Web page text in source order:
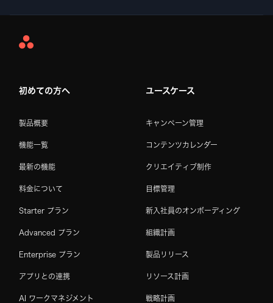
Asana
初めての方へ
製品概要
機能一覧
最新の機能
料金について
Starter プラン
Advanced プラン
Enterprise プラン
アプリとの連携
AI ワークマネジメント
ユースケース
キャンペーン管理
コンテンツカレンダー
クリエイティブ制作
目標管理
新入社員のオンボーディング
組織計画
製品リリース
リソース計画
戦略計画